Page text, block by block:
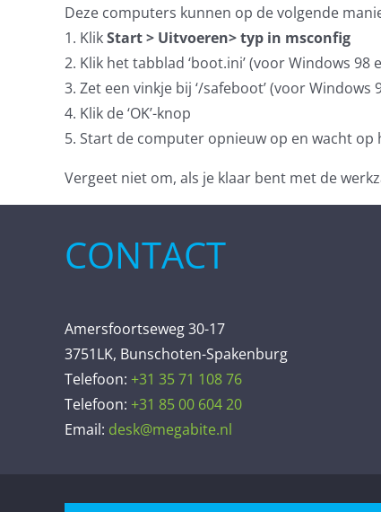
Deze computers kunnen op de volgende
1. KlikStart > Uitvoeren> typ in msconfig
2. Klik het tabblad ‘boot.ini’ (voor Windows 98
3. Zet een vinkje bij ‘/safeboot’ (voor
4. Klik de ‘OK’-knop
5. Start de computer opnieuw op en wacht
Vergeet niet om, als je klaar bent met de
CONTACT
Amersfoortseweg 30-17
3751LK, Bunschoten-Spakenburg
Telefoon: +31 35 71 108 76
Telefoon: +31 85 00 604 20
Email: desk@megabite.nl